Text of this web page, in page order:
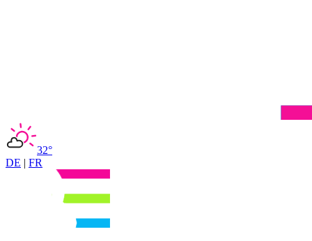
32°
DE | FR